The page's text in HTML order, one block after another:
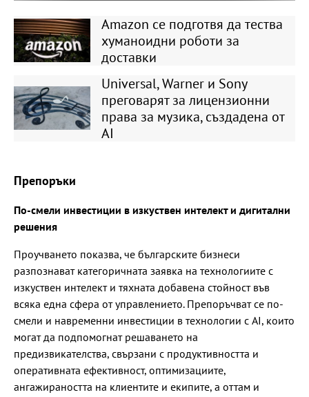
Amazon се подготвя да тества
хуманоидни роботи за
доставки
Universal, Warner и Sony
преговарят за лицензионни
права за музика, създадена от
AI
Препоръки
По-смели инвестиции в изкуствен интелект и дигитални
решения
Проучването показва, че българските бизнеси
разпознават категоричната заявка на технологиите с
изкуствен интелект и тяхната добавена стойност във
всяка една сфера от управлението. Препоръчват се по-
смели и навременни инвестиции в технологии с AI, които
могат да подпомогнат решаването на
предизвикателства, свързани с продуктивността и
оперативната ефективност, оптимизациите,
ангажираността на клиентите и екипите, а оттам и